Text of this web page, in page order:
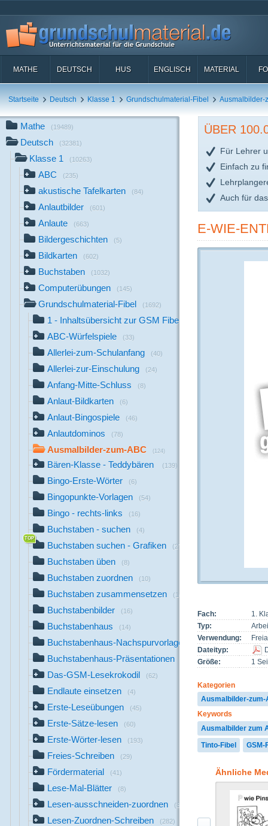
MATHE DEUTSCH HUS ENGLISCH MATERIAL
Startseite Deutsch Klasse 1 Grundschulmaterial-Fibel Ausmalbilder-
Mathe (19489)
Deutsch (32381)
Klasse 1 (10263)
ABC (235)
akustische Tafelkarten (84)
Anlautbilder (601)
Anlaute (663)
Bildergeschichten (5)
Bildkarten (602)
Buchstaben (1032)
Computerübungen (145)
Grundschulmaterial-Fibel (1692)
1 - Inhaltsübersicht zur GSM Fibel
ABC-Würfelspiele (33)
Allerlei-zum-Schulanfang (40)
Allerlei-zur-Einschulung (24)
Anfang-Mitte-Schluss (8)
Anlaut-Bildkarten (6)
Anlaut-Bingospiele (46)
Anlautdominos (78)
Ausmalbilder-zum-ABC (124)
Bären-Klasse - Teddybären (139)
Bingo-Erste-Wörter (6)
Bingopunkte-Vorlagen (54)
Bingo - rechts-links (16)
Buchstaben - suchen (4)
Buchstaben suchen - Grafiken (27)
Buchstaben üben (8)
Buchstaben zuordnen (10)
Buchstaben zusammensetzen (10)
Buchstabenbilder (16)
Buchstabenhaus (14)
Buchstabenhaus-Nachspurvorlagen (3)
Buchstabenhaus-Präsentationen
Das-GSM-Lesekrokodil (62)
Endlaute einsetzen (4)
Erste-Leseübungen (45)
Erste-Sätze-lesen (60)
Erste-Wörter-lesen (193)
Freies-Schreiben (29)
Fördermaterial (41)
Lese-Mal-Blätter (8)
Lesen-ausschneiden-zuordnen (8)
Lesen-Zuordnen-Schreiben (282)
ÜBER
Für Lehrer
Einfach zu
Auch für
E-WIE-
Fach:
1.
Typ:
Verwendung:
Dateityp:
Größe:
1
Kategorien
Ausmalbilder-zum-
Keywords
Ausmalbilder zum
Tinto-Fibel
GSM-
Ähnliche